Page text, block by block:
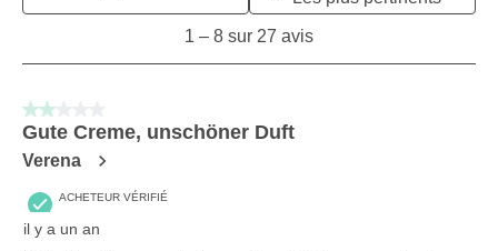
sur
27
avis.
1 – 8 sur 27 avis
2 sur 5 étoiles.
Gute Creme, unschöner Duft
Verena
ACHETEUR VÉRIFIÉ
il y a un an